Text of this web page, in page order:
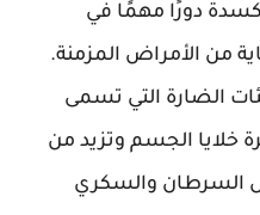
دورًا مهمًا في
من الأمراض المزمنة.
الضارة التي تسمى
خلايا الجسم وتزيد من
السرطان والسكري